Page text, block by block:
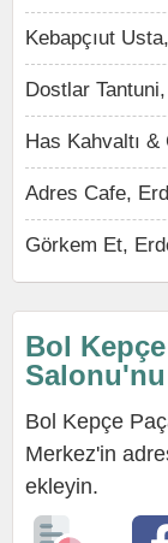
Kebapçıut
Dostlar
Has Kahvaltı
Adres Cafe,
Görkem Et,
Bol
Bol Kepçe
Merkez'in
ekleyin.